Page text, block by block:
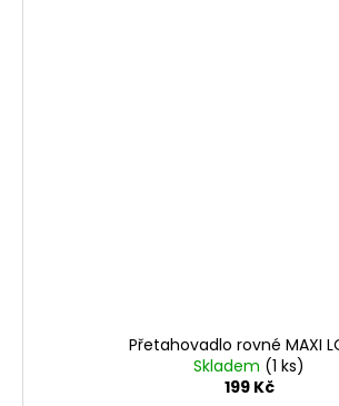
Přetahovadlo rovné MAXI
Skladem (1 ks)
199 Kč